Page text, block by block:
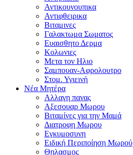
Αντικουνουπικα
Αντιφθειρικα
Βιταμινες
Γαλακτωμα Σωματος
Ευαισθητο Δερμα
Κολωνιες
Μετα τον Ηλιο
Σαμπουαν-Αφρολουτρο
Στομ. Υγιεινή
Νέα Μητέρα
Αλλαγη πανας
Αξεσουαρ Μωρου
Βιταμίνες για την Μαμά
Διατροφη Μωρου
Εγκυμοσυνη
Ειδική Περιποίηση Μωρού
Θηλασμος